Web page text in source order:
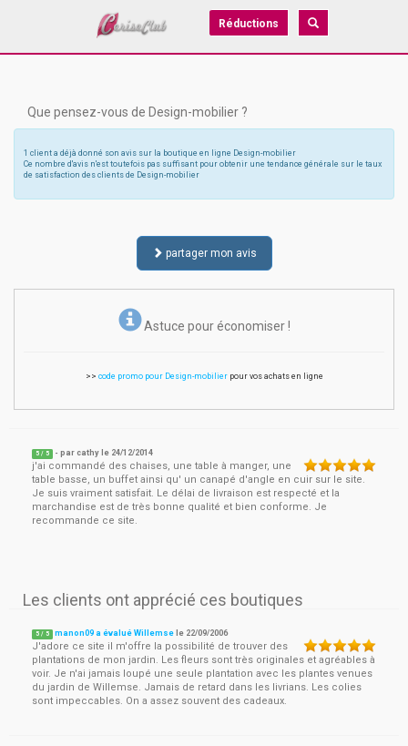
Réductions
Que pensez-vous de Design-mobilier ?
1 client a déjà donné son avis sur la boutique en ligne Design-mobilier
Ce nombre d'avis n'est toutefois pas suffisant pour obtenir une tendance générale sur le taux
de satisfaction des clients de Design-mobilier
partager mon avis
Astuce pour économiser !
>> code promo pour Design-mobilierpour vos achats en ligne
5 / 5 - parcathy le 24/12/2014
j'ai commandé des chaises, une table à manger, une
table basse, un buffet ainsi qu' un canapé d'angle en cuir sur le site.
Je suis vraiment satisfait. Le délai de livraison est respecté et la
marchandise est de très bonne qualité et bien conforme. Je
recommande ce site.
Les clients ont apprécié ces boutiques
5 / 5 manon09 a évalué Willemse le 22/09/2006
J'adore ce site il m'offre la possibilité de trouver des
plantations de mon jardin. Les fleurs sont très originales et agréables à
voir. Je n'ai jamais loupé une seule plantation avec les plantes venues
du jardin de Willemse. Jamais de retard dans les livrians. Les colies
sont impeccables. On a assez souvent des cadeaux.